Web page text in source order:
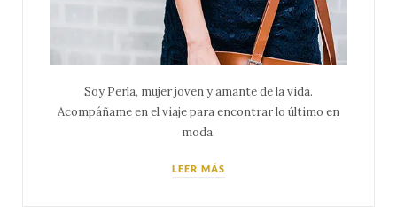
Soy Perla, mujer joven y amante de la vida.
Acompáñame en el viaje para encontrar lo último en
moda.
LEER MÁS